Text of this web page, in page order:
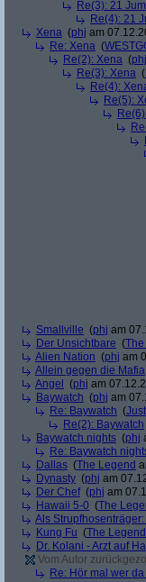
Re(3): 21
Re(4): 21
Xena (phj am
Re: Xena (
Re(2): Xena (phj
Re(3): Xena (
Re(4):
Re(5):
Smallville (phj am
Der Unsichtbare (The
Alien Nation (phj am
Allein gegen die Mafia
Angel
(phj am
Baywatch (phj am
Re: Baywatch (
Re(2): Baywatch
Baywatch nights (phj
Re: Baywatch
Dallas (The Legend
Dynasty (phj am
Der Chef(phj am
Hawaii 5-0 (The
Als
Kung Fu (The Legend
Dr. Kolani - Arzt auf
Vom Autor
Re: Hör mal wer